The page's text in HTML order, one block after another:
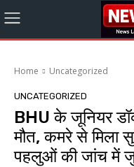
Home Uncategorized
UNCATEGORIZED
BHU के जूनियर
मौत, कमरे से मिला
पहलुओं की जांच में